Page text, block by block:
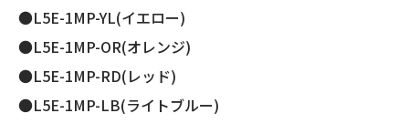
●L5E-1MP-YL(イエロー)
●L5E-1MP-OR(オレンジ)
●L5E-1MP-RD(レッド)
●L5E-1MP-LB(ライトブルー)